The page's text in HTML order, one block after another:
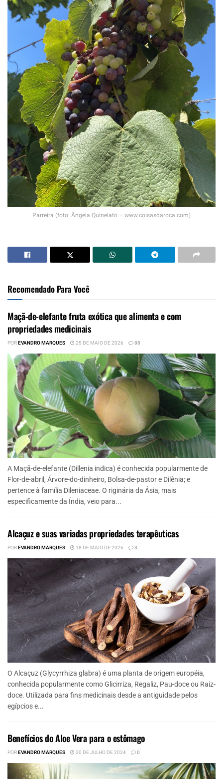
Parreira (foto: Ângela Quinelato – www.coisasdaroca.com)
Recomendado Para Você
Maçã-de-elefante fruta exótica que alimenta e com
propriedades medicinais
POREVANDRO MARQUES 25 DE MAIO DE 2026 88
A Maçã-de-elefante (Dillenia indica) é conhecida popularmente de
Flor-de-abril, Árvore-do-dinheiro, Bolsa-de-pastor e Dilênia; e
pertence à família Dileniaceae. O riginária da Ásia, mais
especificamente da Índia, veio para...
Alcaçuz e suas variadas propriedades terapêuticas
POREVANDRO MARQUES 18 DE MAIO DE 2026 3
O Alcaçuz (Glycyrrhiza glabra) é uma planta de origem européia,
conhecida popularmente como Glicirriza, Regaliz, Pau-doce ou Raiz-
doce. Utilizada para fins medicinais desde a antiguidade pelos
egípcios e...
Benefícios do Aloe Vera para o estômago
POREVANDRO MARQUES 30 DE JULHO DE 2024 0